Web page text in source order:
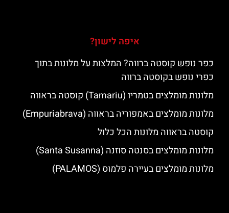
איפה לישון?
כפר נופש קוסטה ברווה? המלצות על מלונות בתוך
כפרי נופש בקוסטה ברווה
מלונות מומלצים בטמריו (Tamariu) קוסטה בראווה
מלונות מומלצים באמפוריה בראווה (Empuriabrava)
קוסטה בראווה מלונות הכל כלול
מלונות מומלצים בסנטה סוזנה (Santa Susanna)
מלונות מומלצים בעיירה פלמוס (PALAMOS)